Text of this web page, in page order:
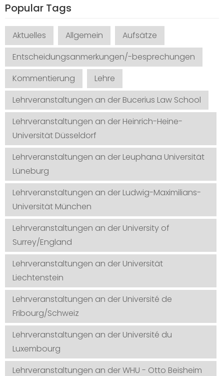
Popular Tags
Aktuelles Allgemein
Aufsätze
Entscheidungsanmerkungen/-besprechungen
Kommentierung
Lehre
Lehrveranstaltungen an der Bucerius Law School
Lehrveranstaltungen an der Heinrich-Heine-
Universität Düsseldorf
Lehrveranstaltungen an der Leuphana Universität
Lüneburg
Lehrveranstaltungen an der Ludwig-Maximilians-
Universität München
Lehrveranstaltungen an der University of
Surrey/England
Lehrveranstaltungen an der Universität
Liechtenstein
Lehrveranstaltungen an der Université de
Fribourg/Schweiz
Lehrveranstaltungen an der Université du
Luxembourg
Lehrveranstaltungen an der WHU - Otto Beisheim